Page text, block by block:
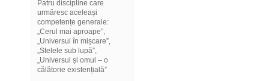
Patru discipline care
urmăresc aceleași
competențe generale:
„Cerul mai aproape”,
„Universul în mișcare”,
„Stelele sub lupă”,
„Universul și omul – o
călătorie existențială”